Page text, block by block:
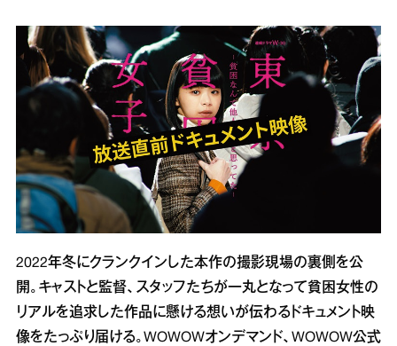
2022年冬にクランクインした本作の撮影現場の裏側を公
開。キャストと監督、スタッフたちが一丸となって貧困女性の
リアルを追求した作品に懸ける想いが伝わるドキュメント映
像をたっぷり届ける。WOWOWオンデマンド、WOWOW公式